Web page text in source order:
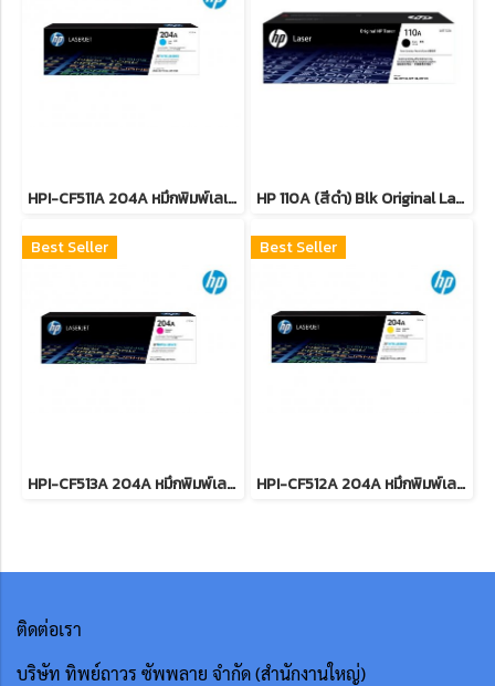
HPI-CF511A 204A หมึกพิมพ์เลเซอร์โทนเนอร์สีฟ้า รับประกันศูนย์บริการของแท้แน่นอน HP 110A (สีดำ) Blk Original Laser Toner Crtg หมึกพิมพ์เลเซอร์เอชพี รับประกันศูนย์บริการของแท้แน่นอน
Best Seller
HPI-CF513A 204A หมึกพิมพ์เลเซอร์โทนเนอร์สีแดง รับประกันศูนย์บริการของแท้แน่นอน
Best Seller
HPI-CF512A 204A หมึกพิมพ์เลเซอร์โทนเนอร์สีเหลือง รับประกันศูนย์บริการของแท้แน่นอน
ติดต่อเรา
บริษัท ทิพย์ถาวร ซัพพลาย จำกัด (สำนักงานใหญ่)